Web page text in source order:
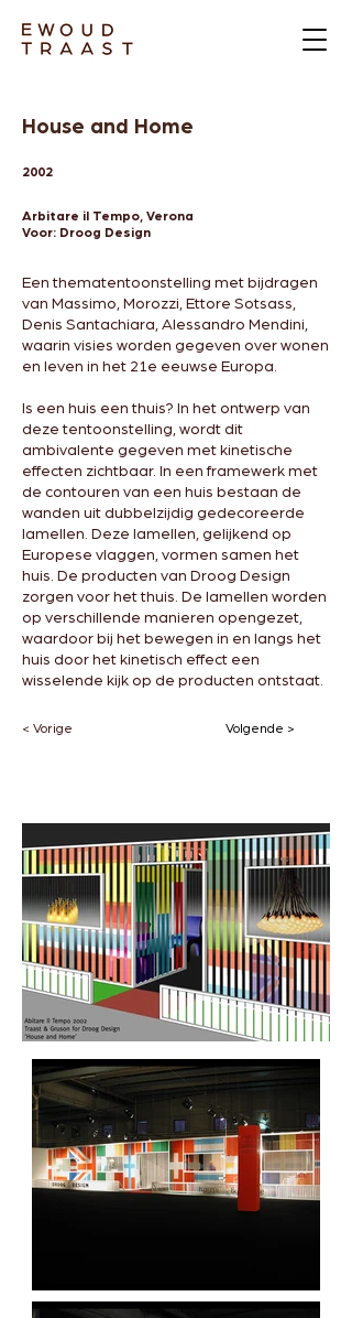
House and Home
2002
Arbitare il Tempo, Verona
Voor: Droog Design
Een thematentoonstelling met bijdragen
van Massimo, Morozzi, Ettore Sotsass,
Denis Santachiara, Alessandro Mendini,
waarin visies worden gegeven over wonen
en leven in het 21e eeuwse Europa.
Is een huis een thuis? In het ontwerp van
deze tentoonstelling, wordt dit
ambivalente gegeven met kinetische
effecten zichtbaar. In een framewerk met
de contouren van een huis bestaan de
wanden uit dubbelzijdig gedecoreerde
lamellen. Deze lamellen, gelijkend op
Europese vlaggen, vormen samen het
huis. De producten van Droog Design
zorgen voor het thuis. De lamellen worden
op verschillende manieren opengezet,
waardoor bij het bewegen in en langs het
huis door het kinetisch effect een
wisselende kijk op de producten ontstaat.
< Vorige Volgende >